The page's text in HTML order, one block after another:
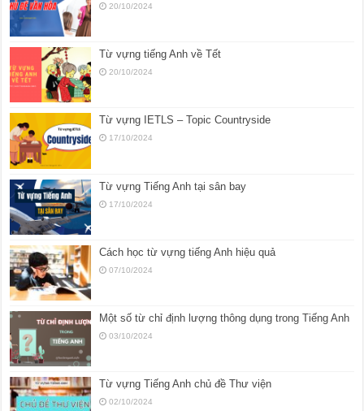
20/10/2024
Từ vựng tiếng Anh về Tết
20/10/2024
Từ vựng IETLS – Topic Countryside
17/10/2024
Từ vựng Tiếng Anh tại sân bay
17/10/2024
Cách học từ vựng tiếng Anh hiệu quả
07/10/2024
Một số từ chỉ định lượng thông dụng trong Tiếng Anh
03/10/2024
Từ vựng Tiếng Anh chủ đề Thư viện
02/10/2024